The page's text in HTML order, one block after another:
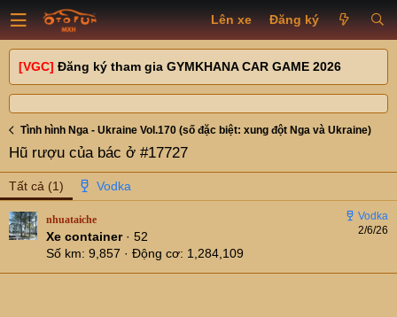
Lên xe Đăng ký
[VGC] Đăng ký tham gia GYMKHANA CAR GAME 2026
Tình hình Nga - Ukraine Vol.170 (số đặc biệt: xung đột Nga và Ukraine)
Hũ rượu của bác ở #17727
Tất cả (1)
2/6/26
nhuataiche
Xe container · 52
Số km 9,857 Động cơ 1,284,109